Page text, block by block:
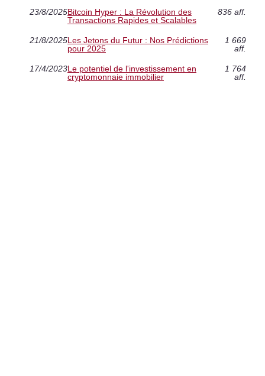
23/8/2025Bitcoin Hyper : La Révolution des
Transactions Rapides et Scalables
836 aff.
21/8/2025Les Jetons du Futur : Nos Prédictions
pour 2025
1 669
aff.
17/4/2023Le potentiel de l'investissement en
cryptomonnaie immobilier
1 764
aff.